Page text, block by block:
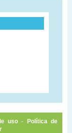
uso -
Política de